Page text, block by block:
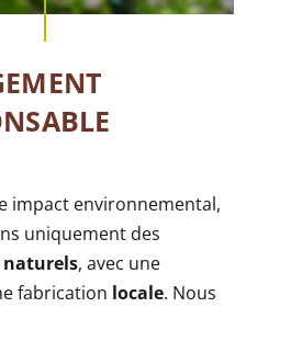
impact environnemental,
uniquement des
naturels, avec une
fabrication locale. Nous